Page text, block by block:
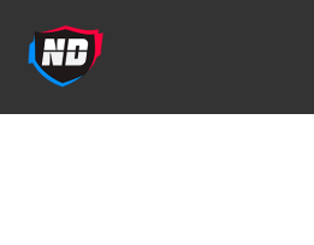
contenido